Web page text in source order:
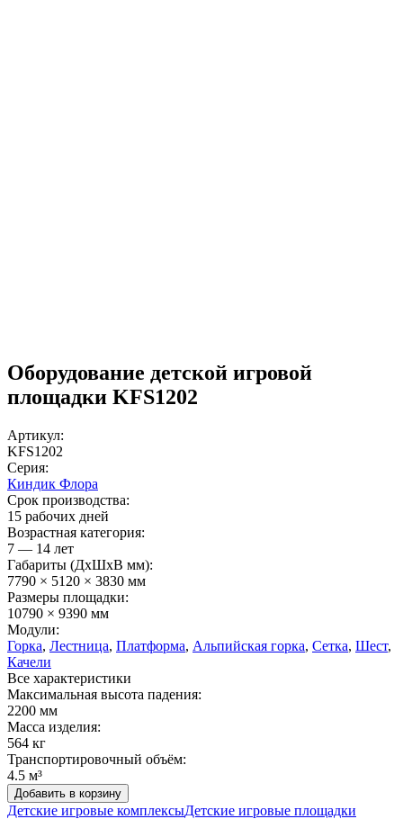
Оборудование детской игровой
площадки KFS1202
Артикул:
KFS1202
Серия:
Киндик Флора
Срок производства:
15 рабочих дней
Возрастная категория:
7 — 14 лет
Габариты (ДхШxВ мм):
7790 × 5120 × 3830 мм
Размеры площадки:
10790 × 9390 мм
Модули:
Горка, Лестница, Платформа, Альпийская горка, Сетка, Шест,
Качели
Все характеристики
Максимальная высота падения:
2200 мм
Масса изделия:
564 кг
Транспортировочный объём:
4.5 м³
Добавить в корзину
Детские игровые комплексыДетские игровые площадки